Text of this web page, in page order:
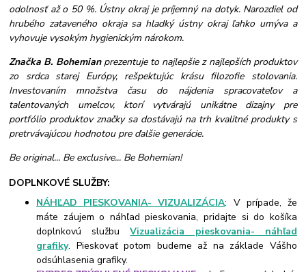
odolnosť až o 50 %. Ústny okraj je príjemný na dotyk. Narozdiel od
hrubého zataveného okraja sa hladký ústny okraj ľahko umýva a
vyhovuje vysokým hygienickým nárokom.
Značka B. Bohemianprezentuje to najlepšie z najlepších produktov
zo srdca starej Európy, rešpektujúc krásu filozofie stolovania.
Investovaním množstva času do nájdenia spracovateľov a
talentovaných umelcov, ktorí vytvárajú unikátne dizajny pre
portfólio produktov značky sa dostávajú na trh kvalitné produkty s
pretrvávajúcou hodnotou pre ďalšie generácie.
Be original... Be exclusive... Be Bohemian!
DOPLNKOVÉ SLUŽBY:
NÁHĽAD PIESKOVANIA- VIZUALIZÁCIA: V prípade, že
máte záujem o náhľad pieskovania, pridajte si do košíka
doplnkovú službuVizualizácia pieskovania- náhľad
grafiky. Pieskovať potom budeme až na základe Vášho
odsúhlasenia grafiky.